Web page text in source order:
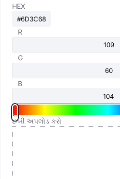
HEX
R
G
B
છબી અપલોડ કરો